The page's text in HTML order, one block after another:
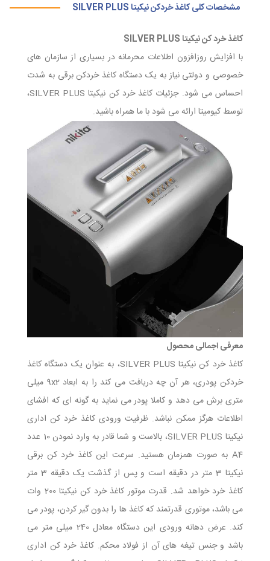
مشخصات کلی کاغذ خردکن نیکیتا SILVER PLUS
کاغذ خرد کن نیکیتا SILVER PLUS
با افزایش روزافزون اطلاعات محرمانه در بسیاری از سازمان های
خصوصی و دولتی نیاز به یک دستگاه کاغذ خردکن برقی به شدت
احساس می شود. جزئیات کاغذ خرد کن نیکیتا SILVER PLUS،
توسط کیومیتا ارائه می شود با ما همراه باشید.
معرفی اجمالی محصول
کاغذ خرد کن نیکیتا SILVER PLUS، به عنوان یک دستگاه کاغذ
خردکن پودری، هر آن چه دریافت می کند را به ابعاد 9x2 میلی
متری برش می دهد و کاملا پودر می نماید به گونه ای که افشای
اطلاعات هرگز ممکن نباشد. ظرفیت ورودی کاغذ خرد کن اداری
نیکیتا SILVER PLUS، بالاست و شما قادر به وارد نمودن 10 عدد
A4 به صورت همزمان هستید. سرعت این کاغذ خرد کن برقی
نیکیتا 3 متر در دقیقه است و پس از گذشت یک دقیقه 3 متر
کاغذ خرد خواهد شد. قدرت موتور کاغذ خرد کن نیکیتا 200 وات
می باشد، موتوری قدرتمند که کاغذ ها را بدون گیر کردن، پودر می
کند. عرض دهانه ورودی این دستگاه معادل 240 میلی متر می
باشد و جنس تیغه های آن از فولاد محکم. کاغذ خرد کن اداری